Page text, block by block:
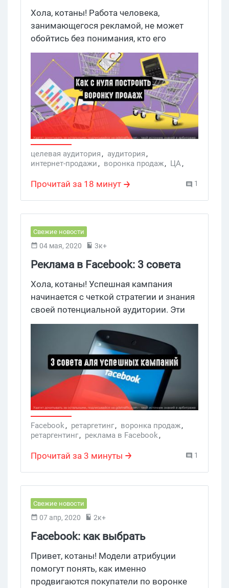
нуля. Пошаговое руководство
Хола, котаны! Работа человека,
занимающегося рекламой, не может
обойтись без понимания, кто его
целевая аудитория и каким образом
заставить ее сконвертить. Поэтому
сегодня мы хотим рассказать о том, как
построить воронку продаж с нуля,
разобрать все ее этапы, а также
объяснить, как оптимизировать
воронки для увеличения количества
клиентов.
целевая аудитория, аудитория,
интернет-продажи, воронка продаж, ЦА,
как определить ца,оптимизация воронки
Прочитай за 18 минут 1
Свежие новости
04 мая, 2020 3к+
Реклама в Facebook: 3 совета
для успешных кампаний
Хола, котаны! Успешная кампания
начинается с четкой стратегии и знания
своей потенциальной аудитории. Эти
советы помогут превратить
незнакомцев в клиентов, которые
приносят реальный доход.
Facebook, ретаргетинг, воронка продаж,
ретаргентинг, реклама в Facebook,
Прочитай за 3 минуты 1
Свежие новости
07 апр, 2020 2к+
Facebook: как выбрать
подходящую модель атрибуции
Привет, котаны! Модели атрибуции
помогут понять, как именно
продвигаются покупатели по воронке